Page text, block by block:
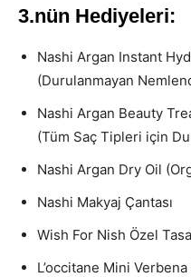
3.nün Hediyeleri:
Nashi Argan Instant
(Durulanmayan
Nashi Argan Beauty
(Tüm Saç Tipleri için
Nashi Argan Dry Oil
Nashi Makyaj Çantası
Wish For Nish Özel
L’occitane Mini